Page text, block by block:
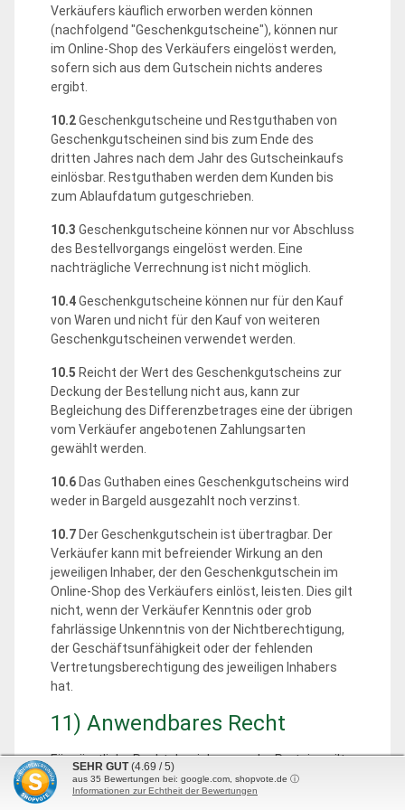
Verkäufers käuflich erworben werden können
(nachfolgend "Geschenkgutscheine"), können nur
im Online-Shop des Verkäufers eingelöst werden,
sofern sich aus dem Gutschein nichts anderes
ergibt.
10.2Geschenkgutscheine und Restguthaben von
Geschenkgutscheinen sind bis zum Ende des
dritten Jahres nach dem Jahr des Gutscheinkaufs
einlösbar. Restguthaben werden dem Kunden bis
zum Ablaufdatum gutgeschrieben.
10.3 Geschenkgutscheine können nur vor Abschluss
des Bestellvorgangs eingelöst werden. Eine
nachträgliche Verrechnung ist nicht möglich.
10.4Geschenkgutscheine können nur für den Kauf
von Waren und nicht für den Kauf von weiteren
Geschenkgutscheinen verwendet werden.
10.5 Reicht der Wert des Geschenkgutscheins zur
Deckung der Bestellung nicht aus, kann zur
Begleichung des Differenzbetrages eine der übrigen
vom Verkäufer angebotenen Zahlungsarten
gewählt werden.
10.6 Das Guthaben eines Geschenkgutscheins wird
weder in Bargeld ausgezahlt noch verzinst.
10.7 Der Geschenkgutschein ist übertragbar. Der
Verkäufer kann mit befreiender Wirkung an den
jeweiligen Inhaber, der den Geschenkgutschein im
Online-Shop des Verkäufers einlöst, leisten. Dies gilt
nicht, wenn der Verkäufer Kenntnis oder grob
fahrlässige Unkenntnis von der Nichtberechtigung,
der Geschäftsunfähigkeit oder der fehlenden
Vertretungsberechtigung des jeweiligen Inhabers
hat.
11) Anwendbares Recht
Für sämtliche Rechtsbeziehungen der Parteien gilt
das Recht der Bundesrepublik Deutschland unter
Ausschluss der Gesetze über den internationalen
SEHR GUT (4.69 / 5)
aus 35 Bewertungen bei: google.com, shopvote.de ⓘ
Informationen zur Echtheit der Bewertungen